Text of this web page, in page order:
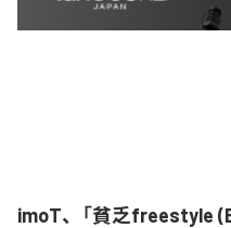
imoT、「貧乏freestyle